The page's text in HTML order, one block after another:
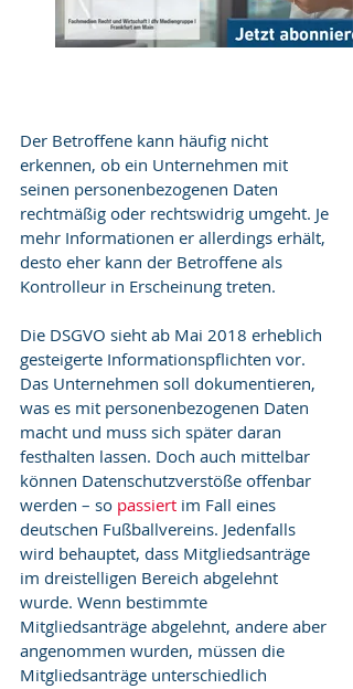
Der Betroffene kann häufig nicht
erkennen, ob ein Unternehmen mit
seinen personenbezogenen Daten
rechtmäßig oder rechtswidrig umgeht. Je
mehr Infor­mationen er allerdings erhält,
desto eher kann der Betroffene als
Kontrolleur in Erscheinung treten.
Die DSGVO sieht ab Mai 2018 erheblich
gesteigerte Informationspflichten vor.
Das Unternehmen soll dokumentieren,
was es mit personenbezogenen Daten
macht und muss sich später daran
festhalten lassen. Doch auch mittelbar
können Datenschutzverstöße offenbar
werden – so passiert im Fall eines
deutschen Fußballvereins. Jedenfalls
wird behauptet, dass Mitgliedsanträge
im dreistelligen Bereich abgelehnt
wurde. Wenn bestimmte
Mitgliedsanträge abgelehnt, andere aber
angenommen wurden, müssen die
Mitgliedsanträge unterschiedlich